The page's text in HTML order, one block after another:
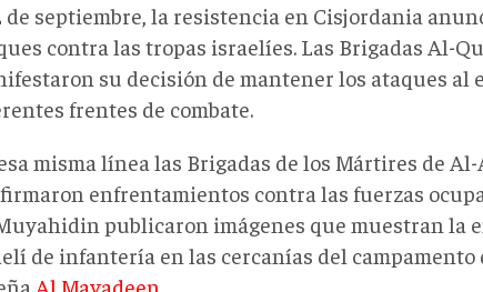
de septiembre, la resistencia en Cisjordania
contra las tropas israelíes. Las Brigadas Al-
su decisión de mantener los ataques al
frentes de combate.
misma línea las Brigadas de los Mártires de
enfrentamientos contra las fuerzas
publicaron imágenes que muestran la
de infantería en las cercanías del campamento
Al Mayadeen